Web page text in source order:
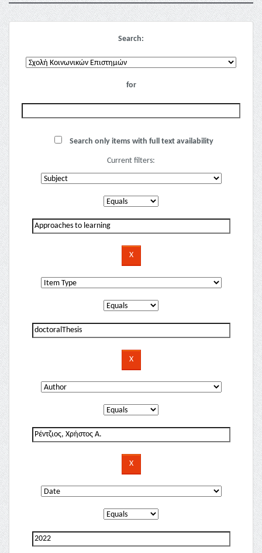
Search:
for
Search only items with full text availability
Current filters: